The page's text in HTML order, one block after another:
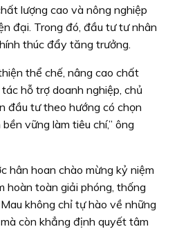
lượng cao và nông nghiệp
đại. Trong đó, đầu tư tư nhân
thúc đẩy tăng trưởng.
thể chế, nâng cao chất
hỗ trợ doanh nghiệp, chủ
đầu tư theo hướng có chọn
vững làm tiêu chí,” ông
hân hoan chào mừng kỷ niệm
hoàn toàn giải phóng, thống
không chỉ tự hào về những
còn khẳng định quyết tâm